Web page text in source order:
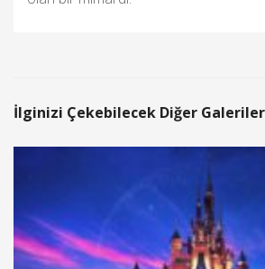
İlginizi Çekebilecek Diğer Galeriler